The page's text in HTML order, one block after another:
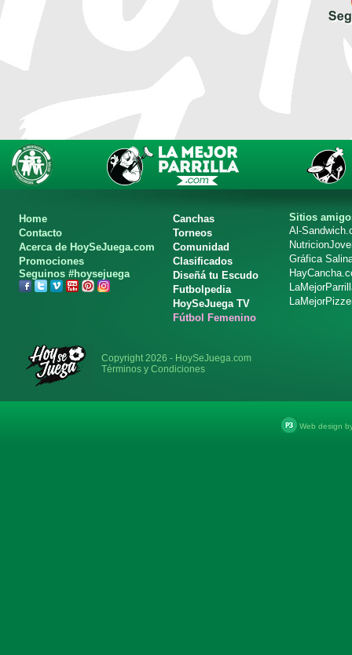
Home
Contacto
Acerca de HoySeJuega.com
Promociones
Seguinos #hoysejuega
Canchas
Torneos
Comunidad
Clasificados
Diseñá tu Escudo
Futbolpedia
HoySeJuega TV
Fútbol Femenino
Sitios
Al-
Gráfica
Copyright 2026 - HoySeJuega.com
Términos y Condiciones
Web design